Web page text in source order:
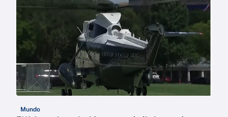
Mundo